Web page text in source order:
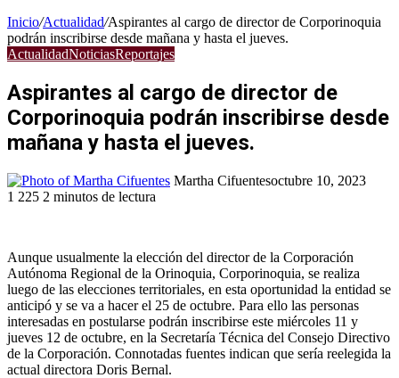
Inicio/Actualidad/Aspirantes al cargo de director de Corporinoquia
podrán inscribirse desde mañana y hasta el jueves.
ActualidadNoticiasReportajes
Aspirantes al cargo de director de
Corporinoquia podrán inscribirse desde
mañana y hasta el jueves.
Martha Cifuentesoctubre 10, 2023
1 225 2 minutos de lectura
electrónico
Aunque usualmente la elección del director de la Corporación
Autónoma Regional de la Orinoquia, Corporinoquia, se realiza
luego de las elecciones territoriales, en esta oportunidad la entidad se
anticipó y se va a hacer el 25 de octubre. Para ello las personas
interesadas en postularse podrán inscribirse este miércoles 11 y
jueves 12 de octubre, en la Secretaría Técnica del Consejo Directivo
de la Corporación. Connotadas fuentes indican que sería reelegida la
actual directora Doris Bernal.